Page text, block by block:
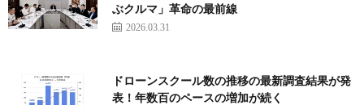
ぶクルマ」革命の最前線
2026.03.31
ドローンスクール数の推移の最新調査結果が発
表！年数百のペースの増加が続く